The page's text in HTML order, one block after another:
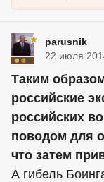
parusnik
22 июля
Таким
российские
российских
поводом для
что затем
А гибель